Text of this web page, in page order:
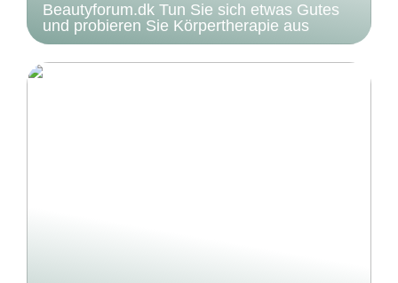
Beautyforum.dk Tun Sie sich etwas Gutes
und probieren Sie Körpertherapie aus